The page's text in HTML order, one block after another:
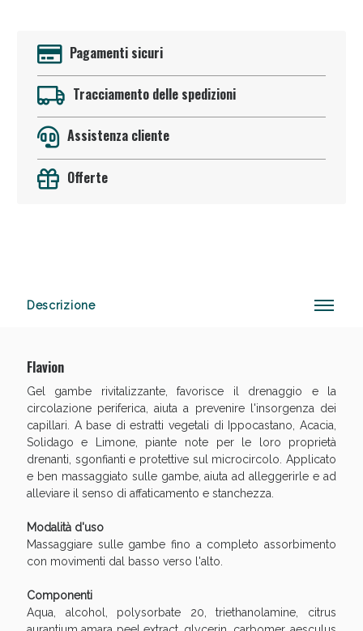
Pagamenti sicuri
Tracciamento delle spedizioni
Assistenza cliente
Offerte
Descrizione
Flavion
Gel gambe rivitalizzante, favorisce il drenaggio e la
circolazione periferica, aiuta a prevenire l'insorgenza dei
capillari. A base di estratti vegetali di Ippocastano, Acacia,
Solidago e Limone, piante note per le loro proprietà
drenanti, sgonfianti e protettive sul microcircolo. Applicato
e ben massaggiato sulle gambe, aiuta ad alleggerirle e ad
alleviare il senso di affaticamento e stanchezza.
Modalità d'uso
Massaggiare sulle gambe fino a completo assorbimento
con movimenti dal basso verso l'alto.
Componenti
Aqua, alcohol, polysorbate 20, triethanolamine, citrus
Anticellulite e Fanghi: Sconto fino al 40% valido
oggi!